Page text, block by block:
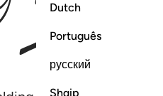
Dutch
Português
русский
Shqip